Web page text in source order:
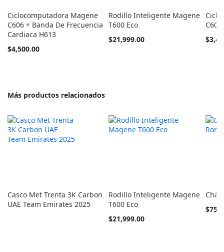
Ciclocomputadora Magene
C606 + Banda De Frecuencia
Cardiaca H613
$4,500.00
Rodillo Inteligente Magene
T600 Eco
$21,999.00
C606
Más productos relacionados
Casco Met Trenta 3K Carbon
UAE Team Emirates 2025
Rodillo Inteligente Magene
T600 Eco
$21,999.00
Tan